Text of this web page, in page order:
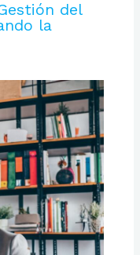
del
la